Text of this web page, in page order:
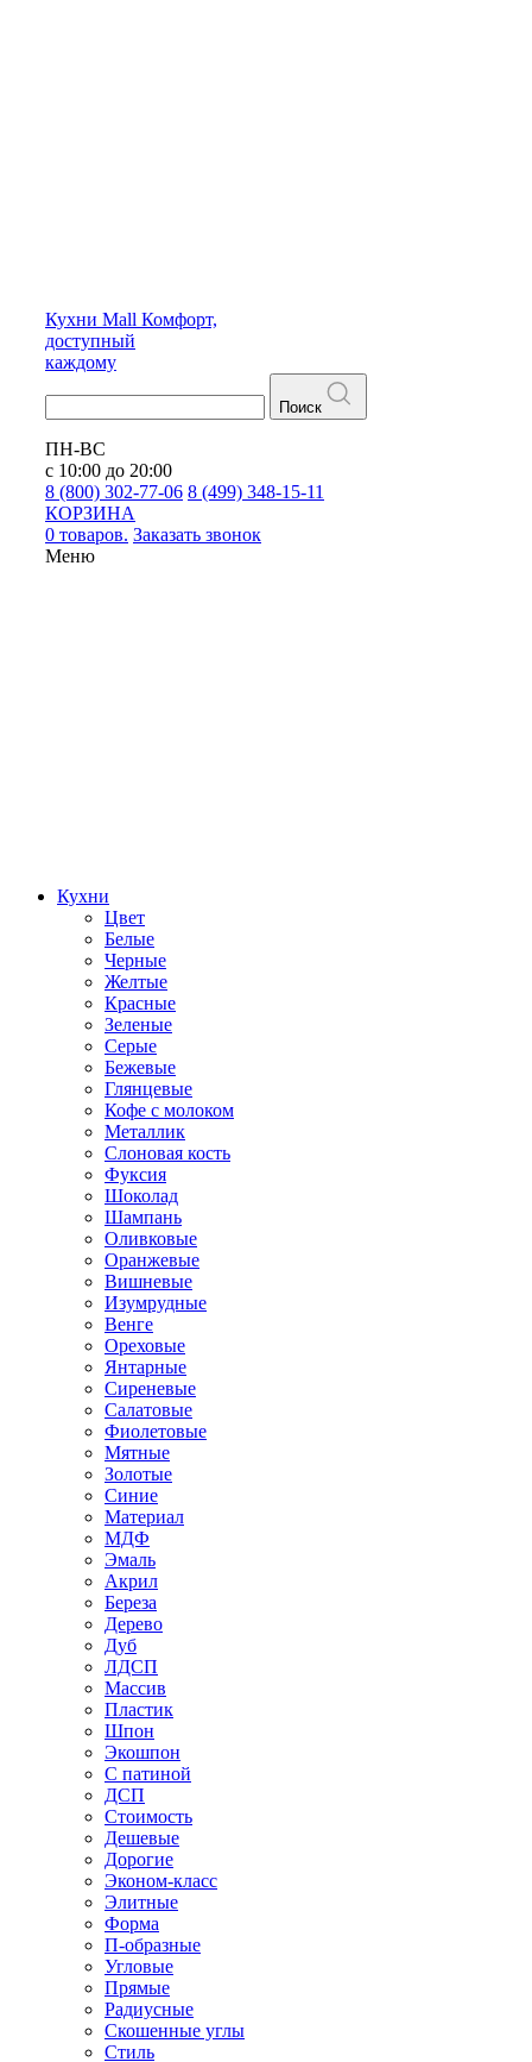
Кухни Mall Комфорт,
доступный
каждому
Поиск
ПН-ВС
с 10:00 до 20:00
8 (800) 302-77-06 8 (499) 348-15-11
КОРЗИНА
0 товаров. Заказать звонок
Меню
Кухни
Цвет
Белые
Черные
Желтые
Красные
Зеленые
Серые
Бежевые
Глянцевые
Кофе с молоком
Металлик
Слоновая кость
Фуксия
Шоколад
Шампань
Оливковые
Оранжевые
Вишневые
Изумрудные
Венге
Ореховые
Янтарные
Сиреневые
Салатовые
Фиолетовые
Мятные
Золотые
Синие
Материал
МДФ
Эмаль
Акрил
Береза
Дерево
Дуб
ЛДСП
Массив
Пластик
Шпон
Экошпон
С патиной
ДСП
Стоимость
Дешевые
Дорогие
Эконом-класс
Элитные
Форма
П-образные
Угловые
Прямые
Радиусные
Скошенные углы
Стиль